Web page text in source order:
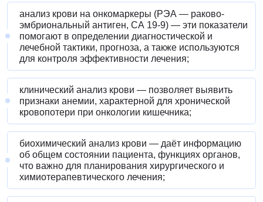
анализ крови на онкомаркеры (РЭА — раково-
эмбриональный антиген, СА 19-9) — эти показатели
помогают в определении диагностической и
лечебной тактики, прогноза, а также используются
для контроля эффективности лечения;
клинический анализ крови — позволяет выявить
признаки анемии, характерной для хронической
кровопотери при онкологии кишечника;
биохимический анализ крови — даёт информацию
об общем состоянии пациента, функциях органов,
что важно для планирования хирургического и
химиотерапевтического лечения;